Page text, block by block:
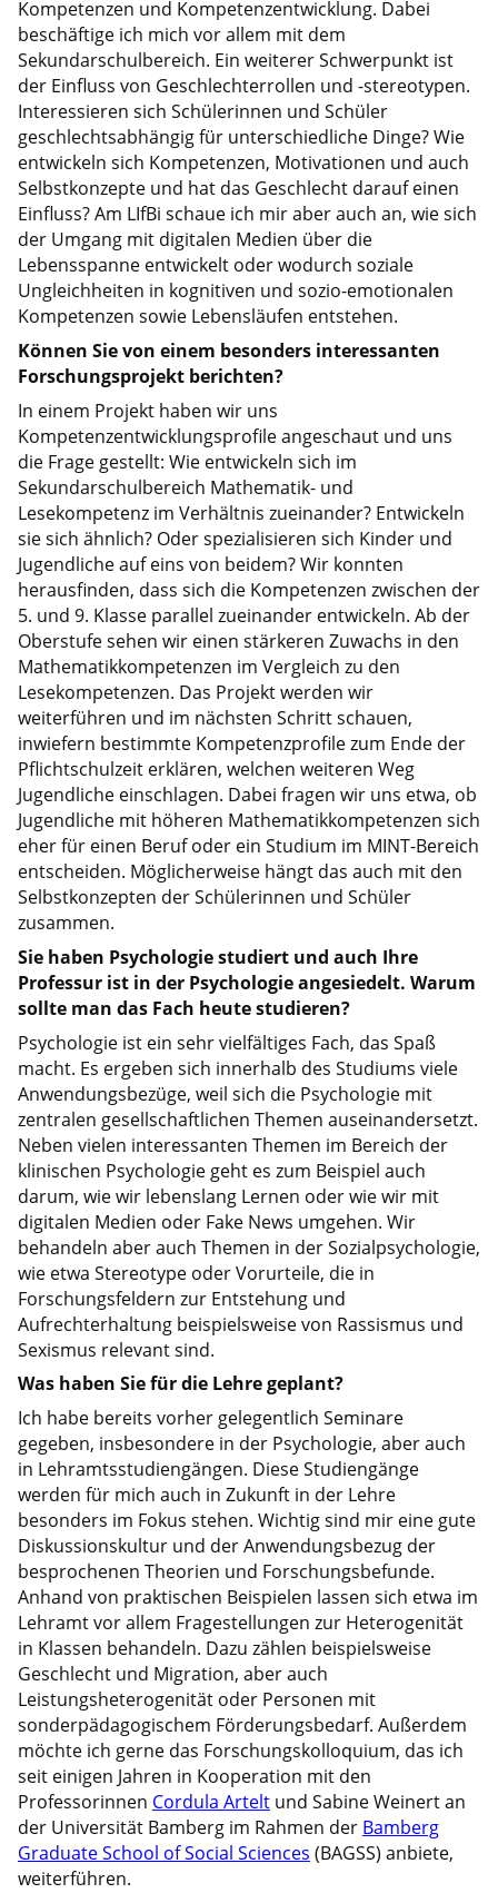
Kompetenzen und Kompetenzentwicklung. Dabei
beschäftige ich mich vor allem mit dem
Sekundarschulbereich. Ein weiterer Schwerpunkt ist
der Einfluss von Geschlechterrollen und -stereotypen.
Interessieren sich Schülerinnen und Schüler
geschlechtsabhängig für unterschiedliche Dinge? Wie
entwickeln sich Kompetenzen, Motivationen und auch
Selbstkonzepte und hat das Geschlecht darauf einen
Einfluss? Am LIfBi schaue ich mir aber auch an, wie sich
der Umgang mit digitalen Medien über die
Lebensspanne entwickelt oder wodurch soziale
Ungleichheiten in kognitiven und sozio-emotionalen
Kompetenzen sowie Lebensläufen entstehen.
Können Sie von einem besonders interessanten
Forschungsprojekt berichten?
In einem Projekt haben wir uns
Kompetenzentwicklungsprofile angeschaut und uns
die Frage gestellt: Wie entwickeln sich im
Sekundarschulbereich Mathematik- und
Lesekompetenz im Verhältnis zueinander? Entwickeln
sie sich ähnlich? Oder spezialisieren sich Kinder und
Jugendliche auf eins von beidem? Wir konnten
herausfinden, dass sich die Kompetenzen zwischen der
5. und 9. Klasse parallel zueinander entwickeln. Ab der
Oberstufe sehen wir einen stärkeren Zuwachs in den
Mathematikkompetenzen im Vergleich zu den
Lesekompetenzen. Das Projekt werden wir
weiterführen und im nächsten Schritt schauen,
inwiefern bestimmte Kompetenzprofile zum Ende der
Pflichtschulzeit erklären, welchen weiteren Weg
Jugendliche einschlagen. Dabei fragen wir uns etwa, ob
Jugendliche mit höheren Mathematikkompetenzen sich
eher für einen Beruf oder ein Studium im MINT-Bereich
entscheiden. Möglicherweise hängt das auch mit den
Selbstkonzepten der Schülerinnen und Schüler
zusammen.
Sie haben Psychologie studiert und auch Ihre
Professur ist in der Psychologie angesiedelt. Warum
sollte man das Fach heute studieren?
Psychologie ist ein sehr vielfältiges Fach, das Spaß
macht. Es ergeben sich innerhalb des Studiums viele
Anwendungsbezüge, weil sich die Psychologie mit
zentralen gesellschaftlichen Themen auseinandersetzt.
Neben vielen interessanten Themen im Bereich der
klinischen Psychologie geht es zum Beispiel auch
darum, wie wir lebenslang Lernen oder wie wir mit
digitalen Medien oder Fake News umgehen. Wir
behandeln aber auch Themen in der Sozialpsychologie,
wie etwa Stereotype oder Vorurteile, die in
Forschungsfeldern zur Entstehung und
Aufrechterhaltung beispielsweise von Rassismus und
Sexismus relevant sind.
Was haben Sie für die Lehre geplant?
Ich habe bereits vorher gelegentlich Seminare
gegeben, insbesondere in der Psychologie, aber auch
in Lehramtsstudiengängen. Diese Studiengänge
werden für mich auch in Zukunft in der Lehre
besonders im Fokus stehen. Wichtig sind mir eine gute
Diskussionskultur und der Anwendungsbezug der
besprochenen Theorien und Forschungsbefunde.
Anhand von praktischen Beispielen lassen sich etwa im
Lehramt vor allem Fragestellungen zur Heterogenität
in Klassen behandeln. Dazu zählen beispielsweise
Geschlecht und Migration, aber auch
Leistungsheterogenität oder Personen mit
sonderpädagogischem Förderungsbedarf. Außerdem
möchte ich gerne das Forschungskolloquium, das ich
seit einigen Jahren in Kooperation mit den
Professorinnen Cordula Arteltund Sabine Weinert an
der Universität Bamberg im Rahmen der Bamberg
Graduate School of Social Sciences (BAGSS) anbiete,
weiterführen.